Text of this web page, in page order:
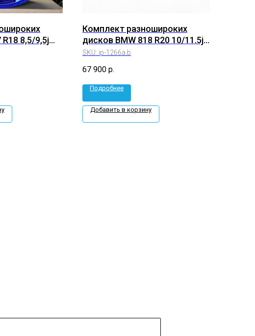
R18 8,5/9,5j
2212.2213)
Комплект разношироких
дисков BMW 818 R20 10/11.5j
Et33/40 5*112 (ip-1266a.b)
SKU: ip-1266a.b
67 900 р.
Подробнее
Добавить в корзину